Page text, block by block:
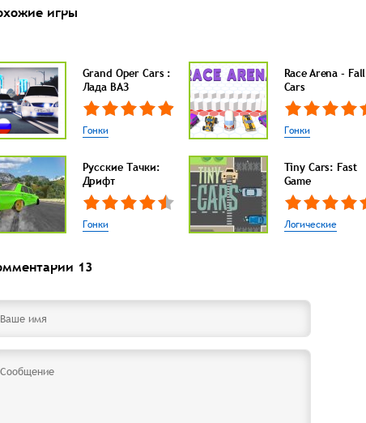
игры
Grand Oper Cars :
Лада ВАЗ
Гонки
Race Arena - Fall
Cars
Гонки
Русские Тачки:
Дрифт
Гонки
Tiny Cars: Fast
Game
Логические
13